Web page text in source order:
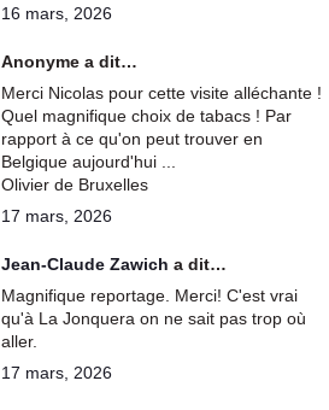
16 mars, 2026
Anonyme a dit…
Merci Nicolas pour cette visite alléchante !
Quel magnifique choix de tabacs ! Par
rapport à ce qu'on peut trouver en
Belgique aujourd'hui ...
Olivier de Bruxelles
17 mars, 2026
Jean-Claude Zawich a dit…
Magnifique reportage. Merci! C'est vrai
qu'à La Jonquera on ne sait pas trop où
aller.
17 mars, 2026